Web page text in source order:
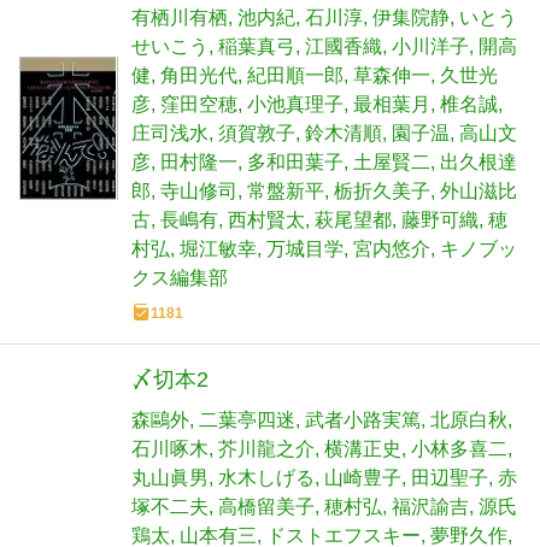
有栖川有栖 池内紀 石川淳 伊集院静 いとう
せいこう
稲葉真弓 江國香織 小川洋子
開高
健 角田光代 紀田順一郎 草森伸一 久世光
彦 窪田空穂 小池真理子 最相葉月
椎名誠
庄司浅水 須賀敦子 鈴木清順 園子温 高山文
彦 田村隆一 多和田葉子 土屋賢二
出久根達
郎 寺山修司 常盤新平 栃折久美子 外山滋比
古 長嶋有 西村賢太 萩尾望都 藤野可織 穂
村弘 堀江敏幸 万城目学 宮内悠介 キノブッ
クス編集部
1181
〆切本2
森鷗外 二葉亭四迷 武者小路実篤 北原白秋
石川啄木 芥川龍之介 横溝正史 小林多喜二
丸山眞男
水木しげる 山崎豊子 田辺聖子 赤
塚不二夫 高橋留美子 穂村弘 福沢諭吉 源氏
鶏太 山本有三 ドストエフスキー 夢野久作